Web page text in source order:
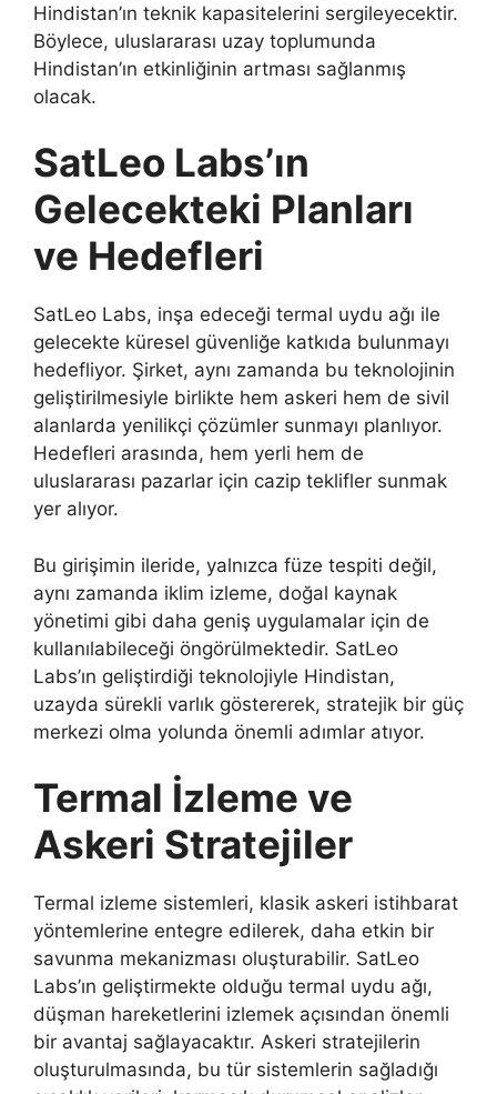
Hindistan’ın teknik kapasitelerini sergileyecektir.
Böylece, uluslararası uzay toplumunda
Hindistan’ın etkinliğinin artması sağlanmış
olacak.
SatLeo Labs’ın
Gelecekteki Planları
ve Hedefleri
SatLeo Labs, inşa edeceği termal uydu ağı ile
gelecekte küresel güvenliğe katkıda bulunmayı
hedefliyor. Şirket, aynı zamanda bu teknolojinin
geliştirilmesiyle birlikte hem askeri hem de sivil
alanlarda yenilikçi çözümler sunmayı planlıyor.
Hedefleri arasında, hem yerli hem de
uluslararası pazarlar için cazip teklifler sunmak
yer alıyor.
Bu girişimin ileride, yalnızca füze tespiti değil,
aynı zamanda iklim izleme, doğal kaynak
yönetimi gibi daha geniş uygulamalar için de
kullanılabileceği öngörülmektedir. SatLeo
Labs’ın geliştirdiği teknolojiyle Hindistan,
uzayda sürekli varlık göstererek, stratejik bir güç
merkezi olma yolunda önemli adımlar atıyor.
Termal İzleme ve
Askeri Stratejiler
Termal izleme sistemleri, klasik askeri istihbarat
yöntemlerine entegre edilerek, daha etkin bir
savunma mekanizması oluşturabilir. SatLeo
Labs’ın geliştirmekte olduğu termal uydu ağı,
düşman hareketlerini izlemek açısından önemli
bir avantaj sağlayacaktır. Askeri stratejilerin
oluşturulmasında, bu tür sistemlerin sağladığı